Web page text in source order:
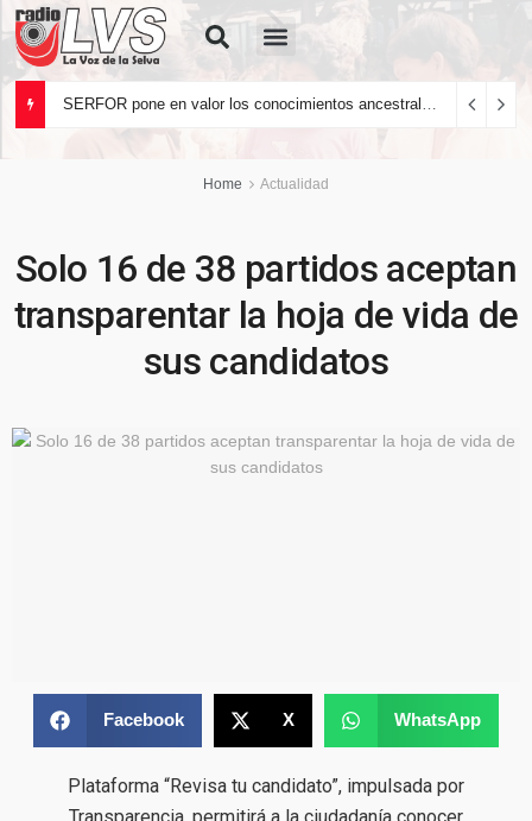
Home Actualidad
Solo 16 de 38 partidos aceptan
transparentar la hoja de vida de
sus candidatos
Facebook X WhatsApp
Plataforma “Revisa tu candidato”, impulsada por